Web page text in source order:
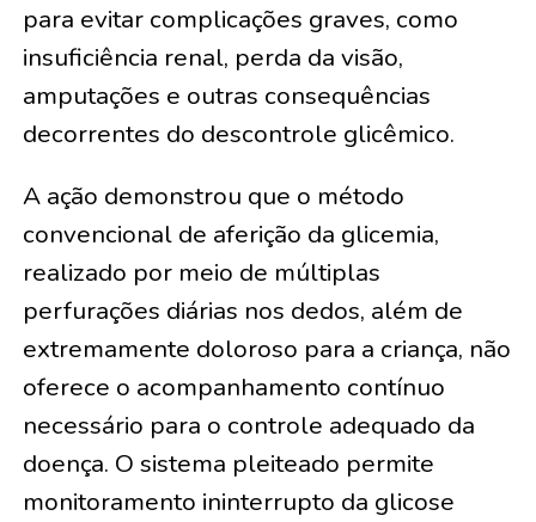
para evitar complicações graves, como
insuficiência renal, perda da visão,
amputações e outras consequências
decorrentes do descontrole glicêmico.
A ação demonstrou que o método
convencional de aferição da glicemia,
realizado por meio de múltiplas
perfurações diárias nos dedos, além de
extremamente doloroso para a criança, não
oferece o acompanhamento contínuo
necessário para o controle adequado da
doença. O sistema pleiteado permite
monitoramento ininterrupto da glicose